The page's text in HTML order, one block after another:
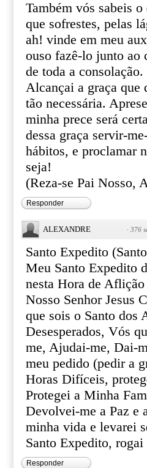
Também vós sabeis
que sofrestes, pelas
ah! vinde em meu
ouso fazê-lo junto ao
de toda a consolação.
Alcançai a graça que
tão necessária.
minha prece será
dessa graça servir-
hábitos, e proclamar
seja!
(Reza-se Pai Nosso,
Responder
ALEXANDRE · 376
Santo Expedito
Meu Santo Expedito
nesta Hora de
Nosso Senhor Jesus
que sois o Santo dos
Desesperados, Vós
me, Ajudai-me, Dai-
meu pedido (pedir a
Horas Difíceis,
Protegei a Minha
Devolvei-me a Paz e
minha vida e levarei
Santo Expedito,
Responder